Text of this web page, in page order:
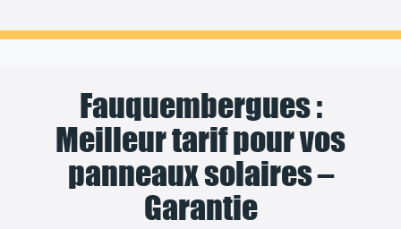
Fauquembergues :
Meilleur tarif pour vos
panneaux solaires –
Garantie